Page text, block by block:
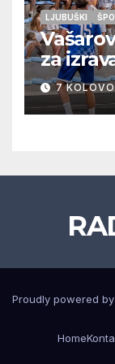
LJUBUŠKI
za
7
Proudly powered
Home